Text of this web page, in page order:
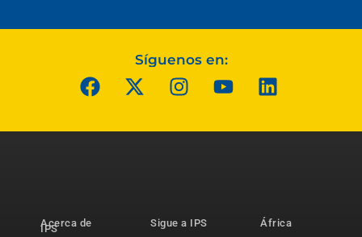
Síguenos en:
Acerca de
IPS
Sigue a IPS
África